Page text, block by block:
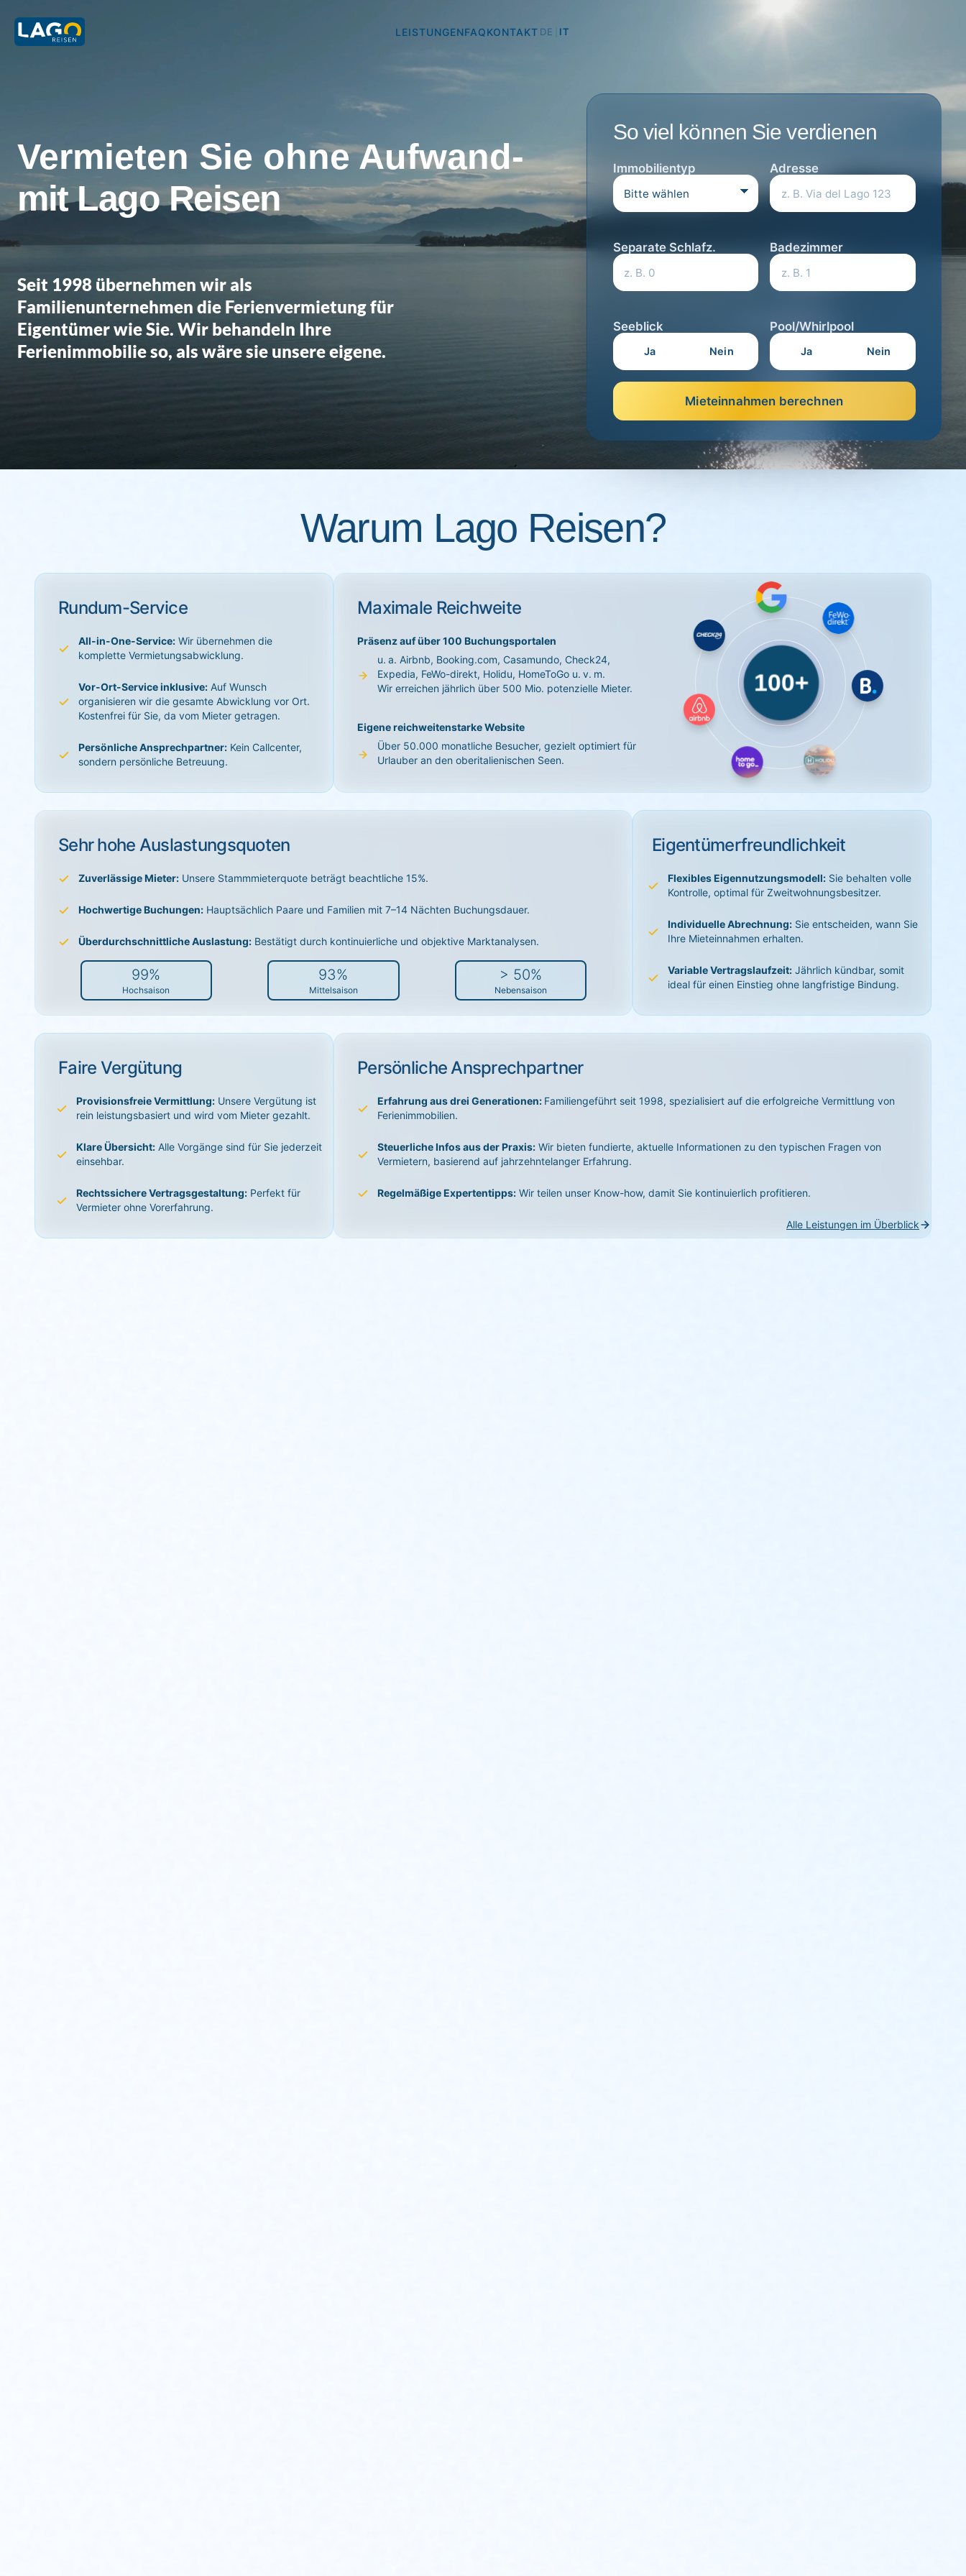
LEISTUNGENFAQKONTAKT DE IT
Vermieten Sie ohne Aufwand-
Auf über 100 Buchungsportalen-
mit Lago Reisen
Seit 1998 übernehmen wir als
Familienunternehmen die Ferienvermietung für
Eigentümer wie Sie. Wir behandeln Ihre
Ferienimmobilie so, als wäre sie unsere eigene.
So viel können Sie verdienen
Immobilientyp Adresse
Separate Schlafz. Badezimmer
Seeblick
Ja Nein
Pool/Whirlpool
Ja Nein
Mieteinnahmen berechnen
Warum Lago Reisen?
Rundum-Service
All-in-One-Service: Wir übernehmen die
komplette Vermietungsabwicklung.
Vor-Ort-Service inklusive: Auf Wunsch
organisieren wir die gesamte Abwicklung vor Ort.
Kostenfrei für Sie, da vom Mieter getragen.
Persönliche Ansprechpartner: Kein Callcenter,
sondern persönliche Betreuung.
Maximale Reichweite
Präsenz auf über 100 Buchungsportalen
u. a. Airbnb, Booking.com, Casamundo, Check24,
Expedia, FeWo-direkt, Holidu, HomeToGo u. v. m.
Wir erreichen jährlich über 500 Mio. potenzielle Mieter.
Eigene reichweitenstarke Website
Über 50.000 monatliche Besucher, gezielt optimiert für
Urlauber an den oberitalienischen Seen.
100+
Eigentümerfreundlichkeit
Flexibles Eigennutzungsmodell: Sie behalten volle
Kontrolle, optimal für Zweitwohnungsbesitzer.
Individuelle Abrechnung: Sie entscheiden, wann Sie
Ihre Mieteinnahmen erhalten.
Variable Vertragslaufzeit: Jährlich kündbar, somit
ideal für einen Einstieg ohne langfristige Bindung.
Sehr hohe Auslastungsquoten
Zuverlässige Mieter: Unsere Stammmieterquote beträgt beachtliche 15%.
Hochwertige Buchungen: Hauptsächlich Paare und Familien mit 7–14 Nächten Buchungsdauer.
Überdurchschnittliche Auslastung: Bestätigt durch kontinuierliche und objektive Marktanalysen.
99%
Hochsaison
93%
Mittelsaison
> 50%
Nebensaison
Faire Vergütung
Provisionsfreie Vermittlung: Unsere Vergütung ist
rein leistungsbasiert und wird vom Mieter gezahlt.
Klare Übersicht: Alle Vorgänge sind für Sie jederzeit
einsehbar.
Rechtssichere Vertragsgestaltung: Perfekt für
Vermieter ohne Vorerfahrung.
Persönliche Ansprechpartner
Erfahrung aus drei Generationen: Familiengeführt seit 1998, spezialisiert auf die erfolgreiche Vermittlung von
Ferienimmobilien.
Steuerliche Infos aus der Praxis: Wir bieten fundierte, aktuelle Informationen zu den typischen Fragen von
Vermietern, basierend auf jahrzehntelanger Erfahrung.
Regelmäßige Expertentipps: Wir teilen unser Know-how, damit Sie kontinuierlich profitieren.
Alle Leistungen im Überblick